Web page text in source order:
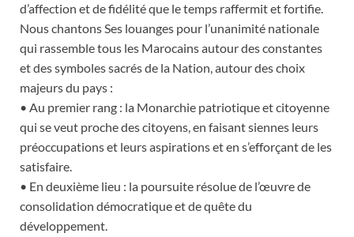
d’affection et de fidélité que le temps raffermit et fortifie.
Nous chantons Ses louanges pour l’unanimité nationale
qui rassemble tous les Marocains autour des constantes
et des symboles sacrés de la Nation, autour des choix
majeurs du pays :
• Au premier rang : la Monarchie patriotique et citoyenne
qui se veut proche des citoyens, en faisant siennes leurs
préoccupations et leurs aspirations et en s’efforçant de les
satisfaire.
• En deuxième lieu : la poursuite résolue de l’œuvre de
consolidation démocratique et de quête du
développement.